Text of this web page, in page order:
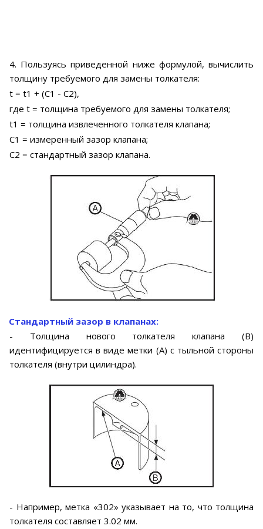
4. Пользуясь приведенной ниже формулой, вычислить
толщину требуемого для замены толкателя:
t = t1 + (С1 - С2),
где t = толщина требуемого для замены толкателя;
t1 = толщина извлеченного толкателя клапана;
С1 = измеренный зазор клапана;
С2 = стандартный зазор клапана.
Стандартный зазор в клапанах:
- Толщина нового толкателя клапана (В)
идентифицируется в виде метки (А) с тыльной стороны
толкателя (внутри цилиндра).
- Например, метка «302» указывает на то, что толщина
толкателя составляет 3.02 мм.